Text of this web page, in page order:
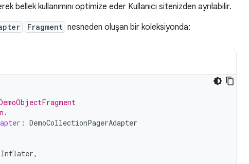
bellek kullanımını optimize eder Kullanıcı sitenizden ayrılabilir.
Fragment nesneden oluşan bir koleksiyonda:
: DemoCollectionPagerAdapter
,